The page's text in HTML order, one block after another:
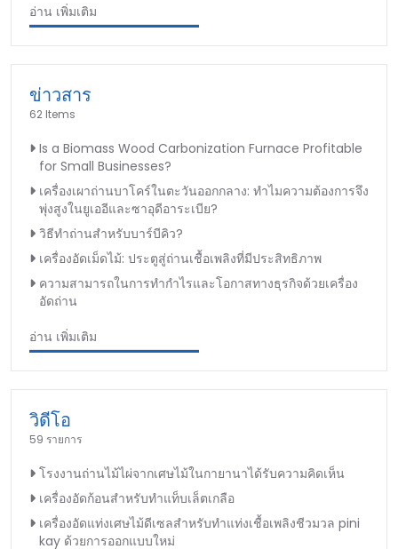
อ่าน เพิ่มเติม
ข่าวสาร
62 Items
Is a Biomass Wood Carbonization Furnace Profitable
for Small Businesses?
เครื่องเผาถ่านบาโคร์ในตะวันออกกลาง: ทำไมความต้องการจึง
พุ่งสูงในยูเออีและซาอุดีอาระเบีย?
วิธีทำถ่านสำหรับบาร์บีคิว?
เครื่องอัดเม็ดไม้: ประตูสู่ถ่านเชื้อเพลิงที่มีประสิทธิภาพ
ความสามารถในการทำกำไรและโอกาสทางธุรกิจด้วยเครื่อง
อัดถ่าน
อ่าน เพิ่มเติม
วิดีโอ
59 รายการ
โรงงานถ่านไม้ไผ่จากเศษไม้ในกายานาได้รับความคิดเห็น
เครื่องอัดก้อนสำหรับทำแท็บเล็ตเกลือ
เครื่องอัดแท่งเศษไม้ดีเซลสำหรับทำแท่งเชื้อเพลิงชีวมวล pini
kay ด้วยการออกแบบใหม่